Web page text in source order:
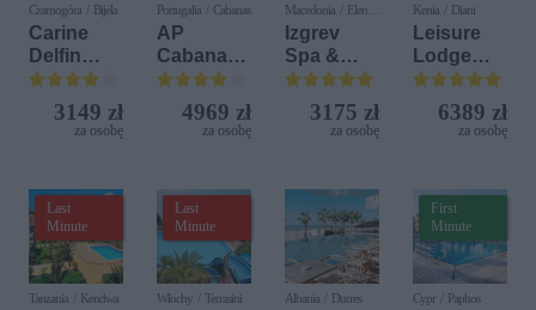
Czarnogóra / Bijela
Carine
Delfin
Bijela (ex.
Iberostar
Bijela
3149 zł
za osobę
Portugalia / Cabanas
AP
Cabanas
Beach &
Nature
4969 zł
za osobę
Macedonia / Elen
Kamen
Izgrev
Spa &
Aquapark
3175 zł
za osobę
Kenia / Diani
Leisure
Lodge
Beach &
Golf
Resort by
6389 zł
za osobę
Last
Minute
Tanzania / Kendwa
Last
Minute
Włochy / Terrasini Albania / Durres
First
Minute
Cypr / Paphos